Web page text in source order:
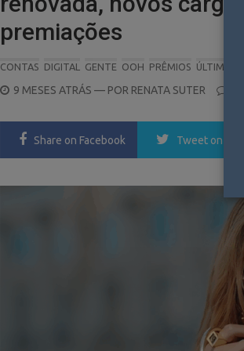
premiações
CONTAS DIGITAL GENTE OOH PRÊMIOS ÚLTIMAS
POSTED
9 MESES ATRÁS — POR RENATA SUTER
Share on Facebook Tweet on